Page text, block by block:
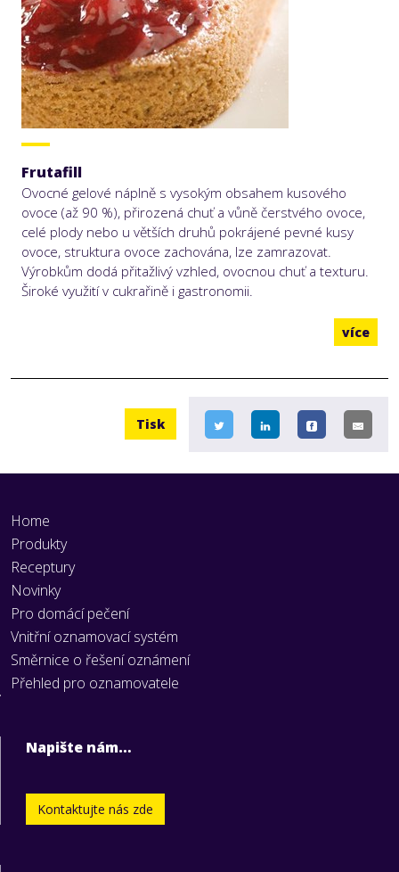
Frutafill
Ovocné gelové náplně s vysokým obsahem kusového
ovoce (až 90 %), přirozená chuť a vůně čerstvého ovoce,
celé plody nebo u větších druhů pokrájené pevné kusy
ovoce, struktura ovoce zachována, lze zamrazovat.
Výrobkům dodá přitažlivý vzhled, ovocnou chuť a texturu.
Široké využití v cukrařině i gastronomii.
více
Tisk
Home
Produkty
Receptury
Novinky
Pro domácí pečení
Vnitřní oznamovací systém
Směrnice o řešení oznámení
Přehled pro oznamovatele
Napište nám…
Kontaktujte nás zde